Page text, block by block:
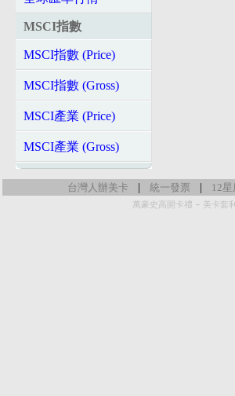
MSCI指數
MSCI指數 (Price)
MSCI指數 (Gross)
MSCI產業 (Price)
MSCI產業 (Gross)
台灣人辦美卡 | 統一發票 | 12
萬豪史高開卡禮 - 美卡套利